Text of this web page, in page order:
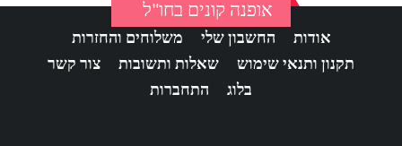
אופנה קונים בחו"ל
אודות החשבון שלי
משלוחים והחזרות
תקנון ותנאי שימוש
שאלות ותשובות
צור קשר
בלוג
התחברות